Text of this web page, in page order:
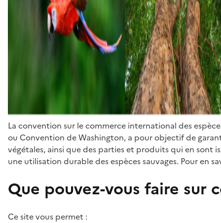
La convention sur le commerce international des
ou Convention de Washington, a pour objectif de
végétales, ainsi que des parties et produits qui en sont
une utilisation durable des espèces sauvages. Pour en
Que pouvez-vous faire sur
Ce site vous permet :